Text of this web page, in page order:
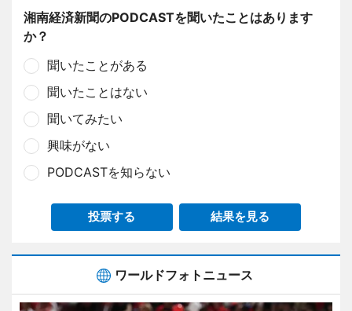
湘南経済新聞のPODCASTを聞いたことはあります
か？
聞いたことがある
聞いたことはない
聞いてみたい
興味がない
PODCASTを知らない
投票する 結果を見る
ワールドフォトニュース